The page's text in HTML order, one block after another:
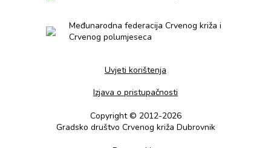
Međunarodna federacija Crvenog križa i
Crvenog polumjeseca
Uvjeti korištenja
Izjava o pristupačnosti
Copyright © 2012-2026
Gradsko društvo Crvenog križa Dubrovnik